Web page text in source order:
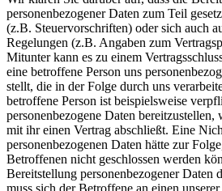
personenbezogener Daten zum Teil
(z.B. Steuervorschriften) oder sich auch
Regelungen (z.B. Angaben zum
Mitunter kann es zu einem
eine betroffene Person uns
stellt, die in der Folge durch uns
betroffene Person ist beispielsweise
personenbezogene Daten bereitzustellen,
mit ihr einen Vertrag abschließt. Eine
personenbezogenen Daten hätte zur
Betroffenen nicht geschlossen werden
Bereitstellung personenbezogener Daten
muss sich der Betroffene an einen